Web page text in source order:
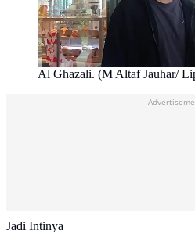
Al Ghazali. (M Altaf Jauhar/
Jadi Intinya